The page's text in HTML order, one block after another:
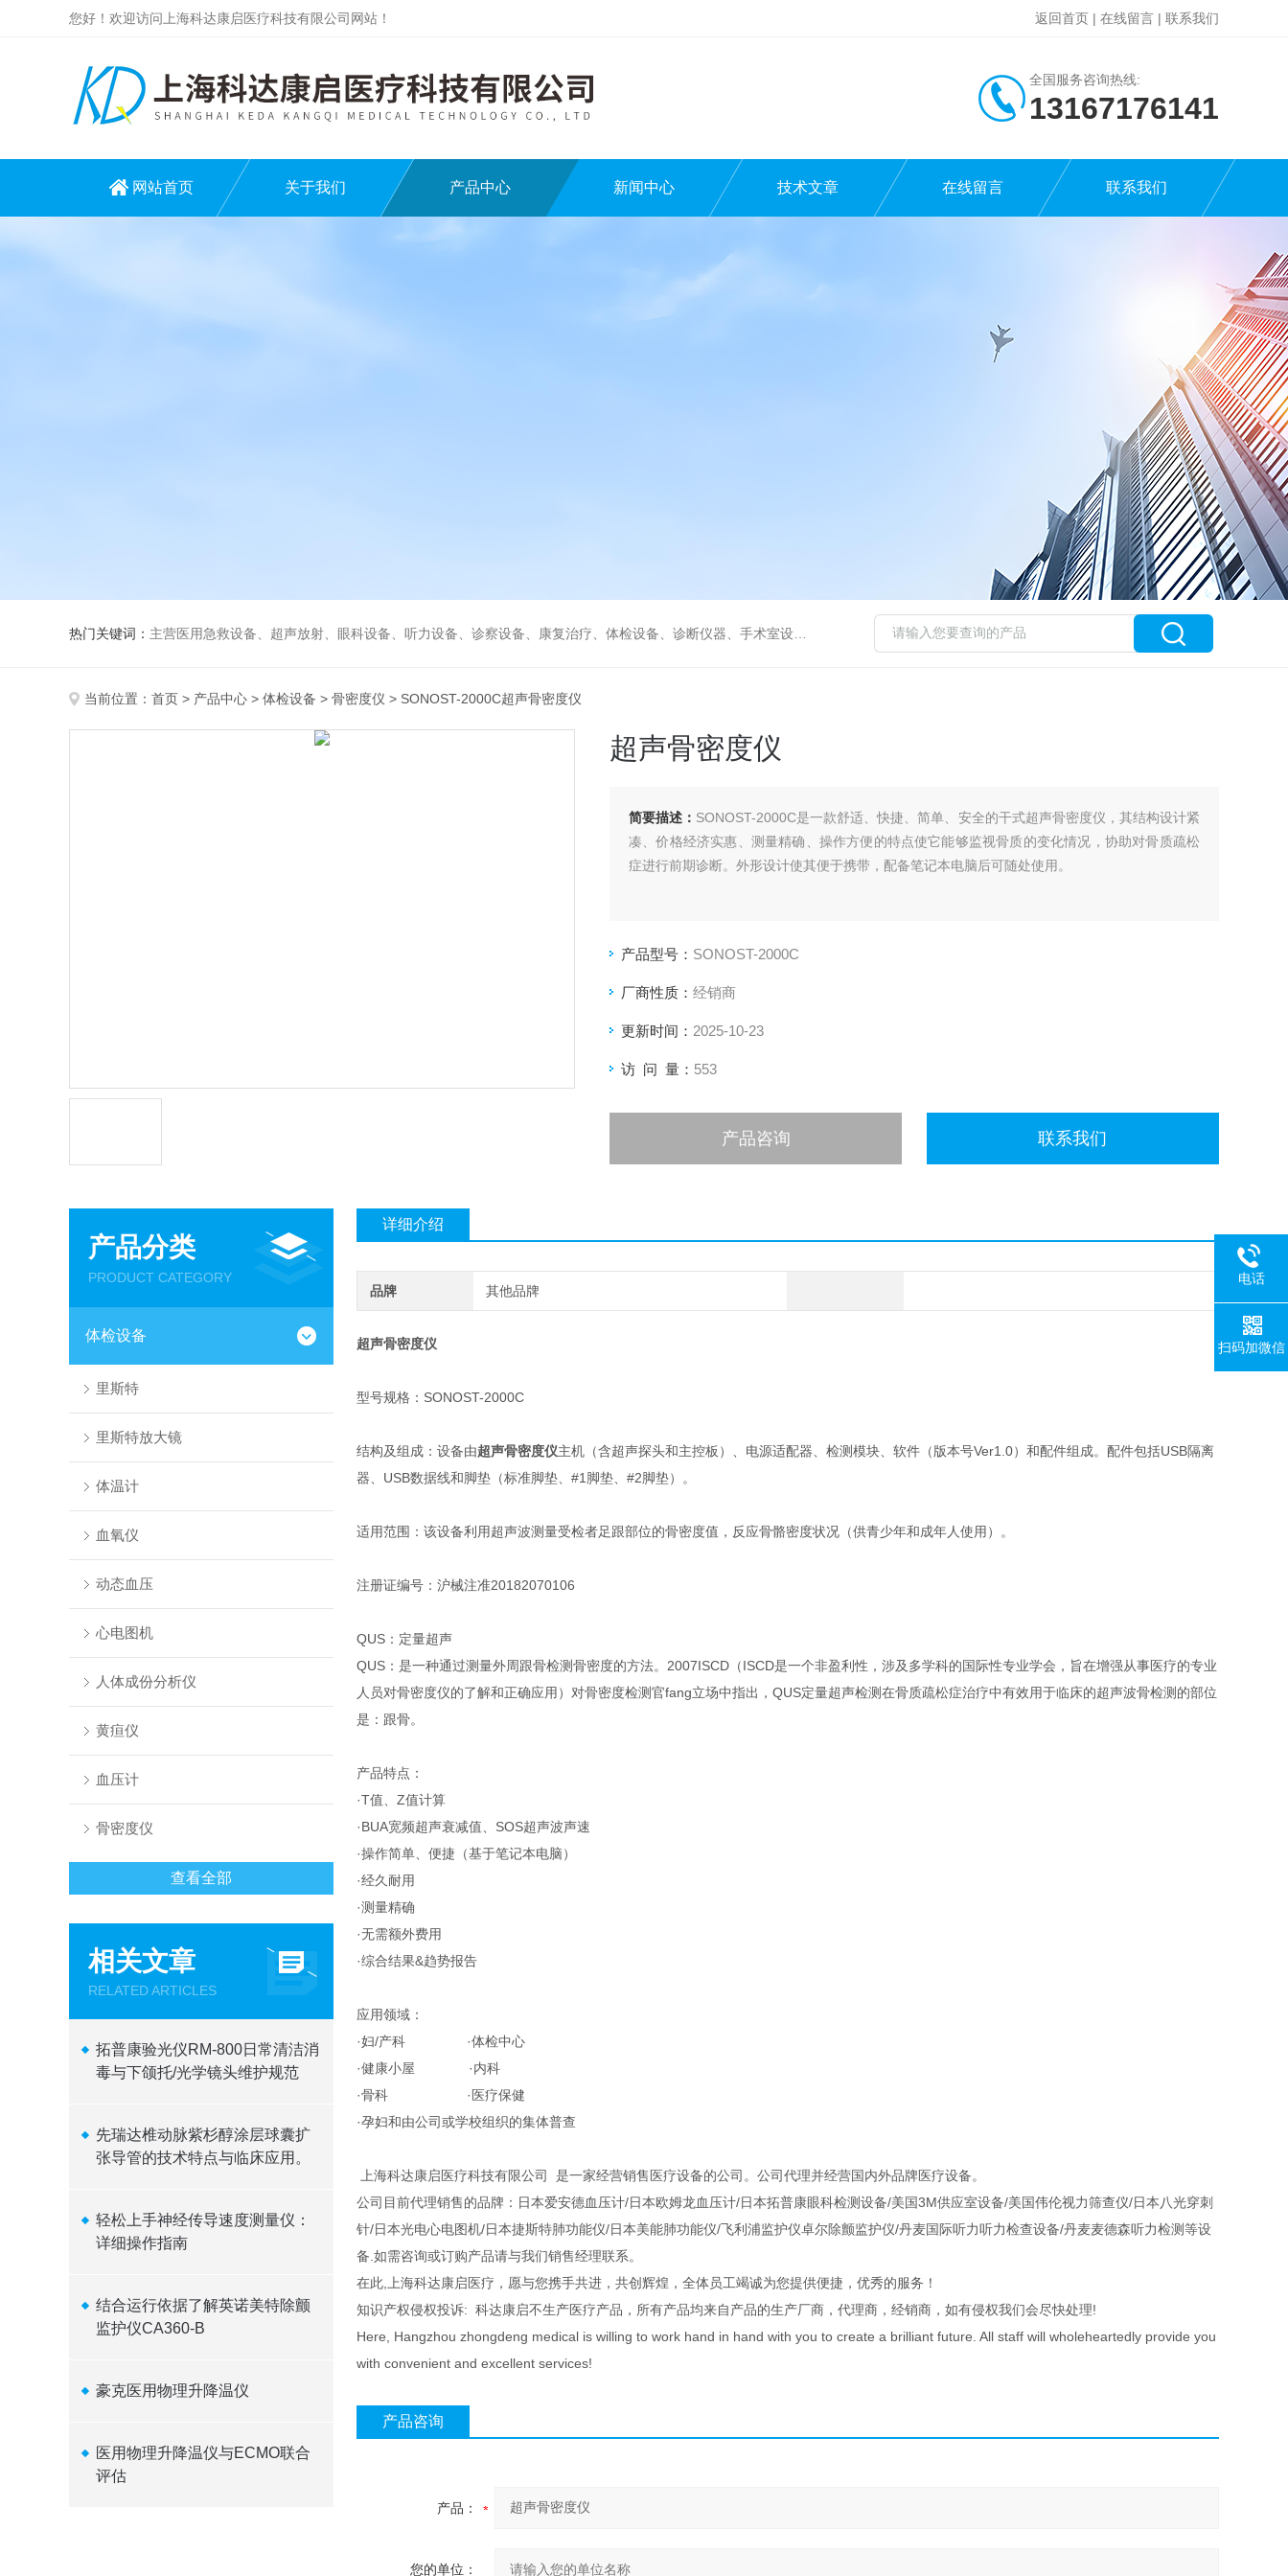
您好！欢迎访问上海科达康启医疗科技有限公司网站！ 返回首页 | 在线留言 | 联系我们
全国服务咨询热线:
13167176141
网站首页 关于我们 产品中心 新闻中心 技术文章 在线留言 联系我们
热门关键词： 主营医用急救设备、超声放射、眼科设备、听力设备、诊察设备、康复治疗、体检设备、诊断仪器、手术室设备急救室、监护设备诊疗室等医疗设备。
当前位置： 首页 > 产品中心 > 体检设备 > 骨密度仪 > SONOST-2000C超声骨密度仪
超声骨密度仪
简要描述： SONOST-2000C是一款舒适、快捷、简单、安全的干式超声骨密度仪，其结构设计紧
凑、价格经济实惠、测量精确、操作方便的特点使它能够监视骨质的变化情况，协助对骨质疏松
症进行前期诊断。外形设计使其便于携带，配备笔记本电脑后可随处使用。
产品型号： SONOST-2000C
厂商性质： 经销商
更新时间： 2025-10-23
访 问 量： 553
产品咨询 联系我们
产品分类
PRODUCT CATEGORY
体检设备
里斯特
里斯特放大镜
体温计
血氧仪
动态血压
心电图机
人体成份分析仪
黄疸仪
血压计
骨密度仪
查看全部
相关文章
RELATED ARTICLES
拓普康验光仪RM-800日常清洁消
毒与下颌托/光学镜头维护规范
先瑞达椎动脉紫杉醇涂层球囊扩
张导管的技术特点与临床应用。
轻松上手神经传导速度测量仪：
详细操作指南
结合运行依据了解英诺美特除颤
监护仪CA360-B
豪克医用物理升降温仪
医用物理升降温仪与ECMO联合
评估
详细介绍
品牌 其他品牌
超声骨密度仪
型号规格：SONOST-2000C
结构及组成：设备由超声骨密度仪主机（含超声探头和主控板）、电源适配器、检测模块、软件（版本号Ver1.0）和配件组成。配件包括USB隔离
器、USB数据线和脚垫（标准脚垫、#1脚垫、#2脚垫）。
适用范围：该设备利用超声波测量受检者足跟部位的骨密度值，反应骨骼密度状况（供青少年和成年人使用）。
注册证编号：沪械注准20182070106
QUS：定量超声
QUS：是一种通过测量外周跟骨检测骨密度的方法。2007ISCD（ISCD是一个非盈利性，涉及多学科的国际性专业学会，旨在增强从事医疗的专业
人员对骨密度仪的了解和正确应用）对骨密度检测官fang立场中指出，QUS定量超声检测在骨质疏松症治疗中有效用于临床的超声波骨检测的部位
是：跟骨。
产品特点：
·T值、Z值计算
·BUA宽频超声衰减值、SOS超声波声速
·操作简单、便捷（基于笔记本电脑）
·经久耐用
·测量精确
·无需额外费用
·综合结果&趋势报告
应用领域：
·妇/产科 ·体检中心
·健康小屋 ·内科
·骨科 ·医疗保健
·孕妇和由公司或学校组织的集体普查
上海科达康启医疗科技有限公司 是一家经营销售医疗设备的公司。公司代理并经营国内外品牌医疗设备。
公司目前代理销售的品牌：日本爱安德血压计/日本欧姆龙血压计/日本拓普康眼科检测设备/美国3M供应室设备/美国伟伦视力筛查仪/日本八光穿刺
针/日本光电心电图机/日本捷斯特肺功能仪/日本美能肺功能仪/飞利浦监护仪卓尔除颤监护仪/丹麦国际听力听力检查设备/丹麦麦德森听力检测等设
备.如需咨询或订购产品请与我们销售经理联系。
在此,上海科达康启医疗，愿与您携手共进，共创辉煌，全体员工竭诚为您提供便捷，优秀的服务！
知识产权侵权投诉: 科达康启不生产医疗产品，所有产品均来自产品的生产厂商，代理商，经销商，如有侵权我们会尽快处理!
Here, Hangzhou zhongdeng medical is willing to work hand in hand with you to create a brilliant future. All staff will wholeheartedly provide you
with convenient and excellent services!
产品咨询
产品：
您的单位：
电话
扫码加微信